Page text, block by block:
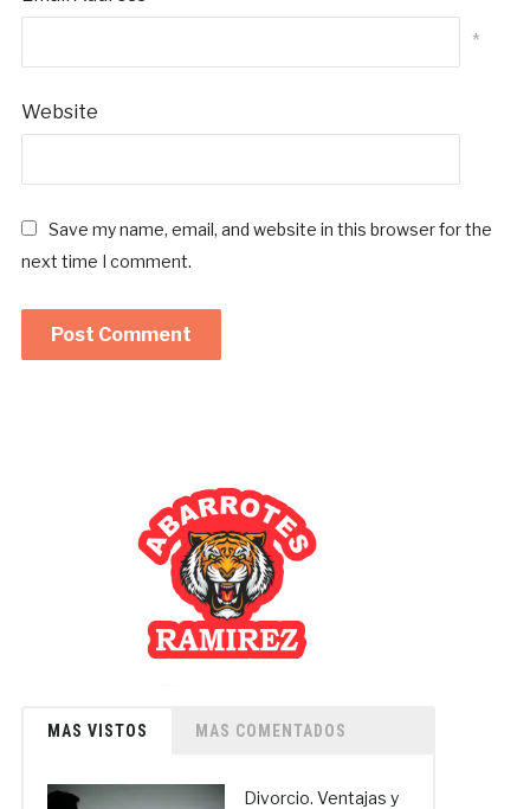
*
Website
Save my name, email, and website in this browser for the
next time I comment.
MAS VISTOS MAS COMENTADOS
Divorcio. Ventajas y